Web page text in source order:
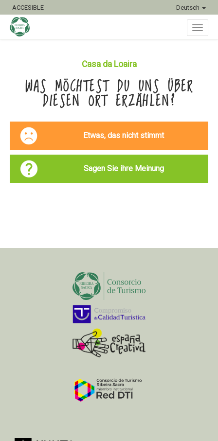
ACCESIBLE Deutsch
Casa da Loaira
WAS MÖCHTEST DU UNS ÜBER
DIESEN ORT ERZÄHLEN?
Etwas, das nicht stimmt
Sagen Sie ihre Meinung